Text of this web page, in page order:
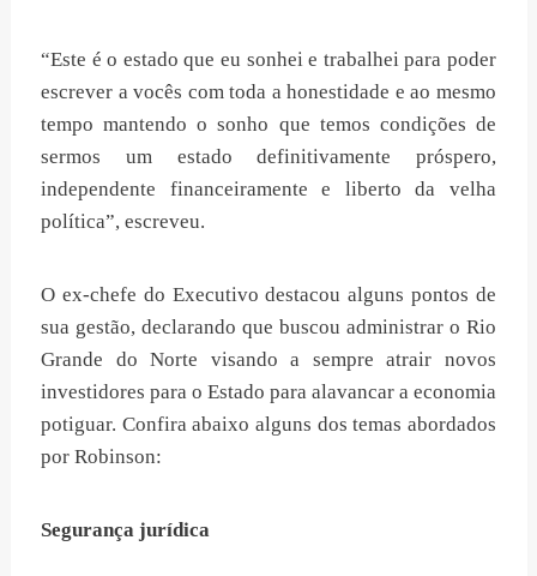
“Este é o estado que eu sonhei e trabalhei para poder
escrever a vocês com toda a honestidade e ao mesmo
tempo mantendo o sonho que temos condições de
sermos um estado definitivamente próspero,
independente financeiramente e liberto da velha
política”, escreveu.
O ex-chefe do Executivo destacou alguns pontos de
sua gestão, declarando que buscou administrar o Rio
Grande do Norte visando a sempre atrair novos
investidores para o Estado para alavancar a economia
potiguar. Confira abaixo alguns dos temas abordados
por Robinson:
Segurança jurídica